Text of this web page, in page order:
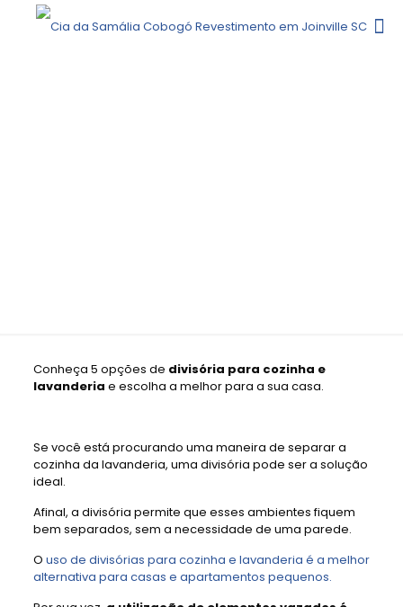
Conheça 5 opções de divisória para cozinha e
lavanderia e escolha a melhor para a sua casa.
Se você está procurando uma maneira de separar a
cozinha da lavanderia, uma divisória pode ser a solução
ideal.
Afinal, a divisória permite que esses ambientes fiquem
bem separados, sem a necessidade de uma parede.
O uso de divisórias para cozinha e lavanderia é a melhor
alternativa para casas e apartamentos pequenos.